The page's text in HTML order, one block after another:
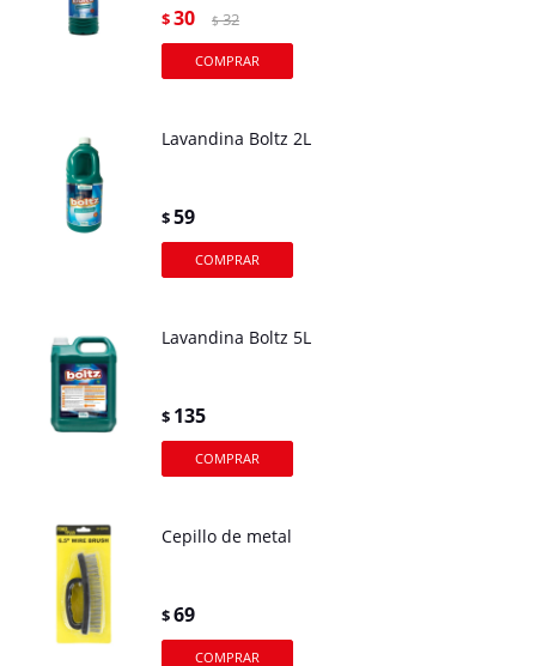
$30 $ 32
Lavandina Boltz 2L
$59
Lavandina Boltz 5L
$ 135
Cepillo de metal
$69